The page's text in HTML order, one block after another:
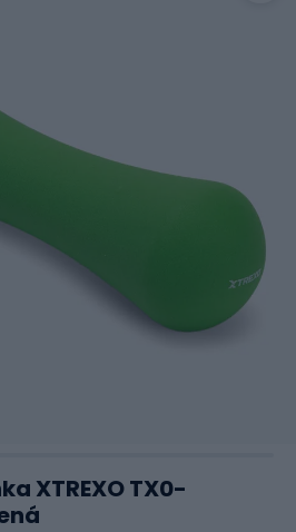
XTREXO TX0-